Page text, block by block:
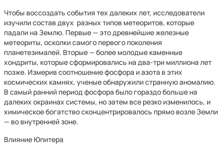
Чтобы воссоздать события тех далеких лет, исследователи
изучили состав двух разных типов метеоритов, которые
падали на Землю. Первые — это древнейшие железные
метеориты, осколки самого первого поколения
планетезималей. Вторые — более молодые каменные
хондриты, которые сформировались на два-три миллиона лет
позже. Измерив соотношение фосфора и азота в этих
космических камнях, ученые обнаружили странную аномалию.
В самый ранний период фосфора было гораздо больше на
далеких окраинах системы, но затем все резко изменилось, и
химическое богатство сконцентрировалось прямо возле Земли
— во внутренней зоне.
Влияние Юпитера